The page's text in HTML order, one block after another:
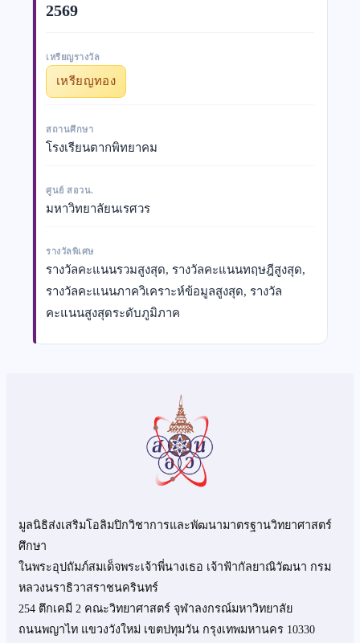
2569
เหรียญรางวัล
เหรียญทอง
สถานศึกษา
โรงเรียนตากพิทยาคม
ศูนย์ สอวน.
มหาวิทยาลัยนเรศวร
รางวัลพิเศษ
รางวัลคะแนนรวมสูงสุด, รางวัลคะแนนทฤษฎีสูงสุด,
รางวัลคะแนนภาควิเคราะห์ข้อมูลสูงสุด, รางวัล
คะแนนสูงสุดระดับภูมิภาค
มูลนิธิส่งเสริมโอลิมปิกวิชาการและพัฒนามาตรฐานวิทยาศาสตร์
ศึกษา
ในพระอุปถัมภ์สมเด็จพระเจ้าพี่นางเธอ เจ้าฟ้ากัลยาณิวัฒนา กรม
หลวงนราธิวาสราชนครินทร์
254 ตึกเคมี 2 คณะวิทยาศาสตร์ จุฬาลงกรณ์มหาวิทยาลัย
ถนนพญาไท แขวงวังใหม่ เขตปทุมวัน กรุงเทพมหานคร 10330